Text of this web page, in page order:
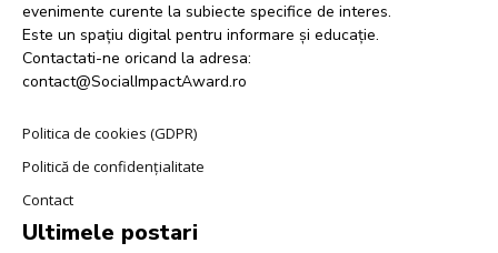
evenimente curente la subiecte specifice de interes.
Este un spațiu digital pentru informare și educație.
Contactati-ne oricand la adresa:
contact@SocialImpactAward.ro
Politica de cookies (GDPR)
Politică de confidențialitate
Contact
Ultimele postari